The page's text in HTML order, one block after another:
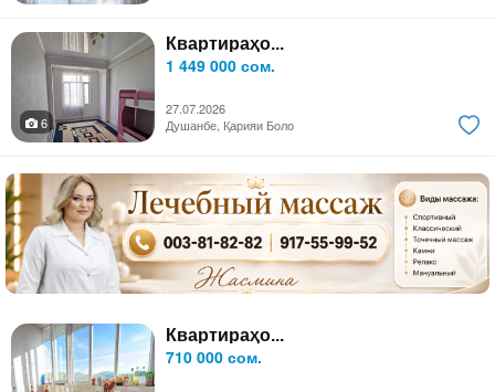
Квартираҳо...
1 449 000 сом.
27.07.2026
6
Душанбе, Қарияи Боло
Квартираҳо...
710 000 сом.